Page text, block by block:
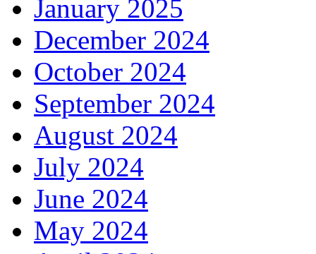
January 2025
December 2024
October 2024
September 2024
August 2024
July 2024
June 2024
May 2024